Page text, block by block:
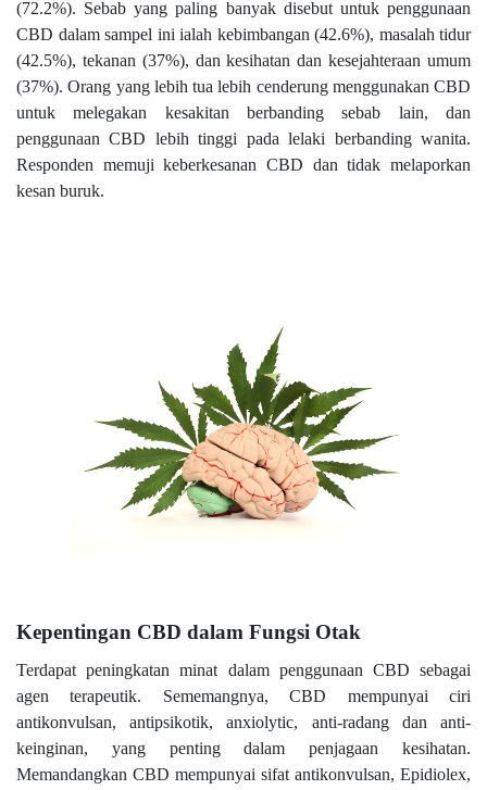
(72.2%). Sebab yang paling banyak disebut untuk penggunaan
CBD dalam sampel ini ialah kebimbangan (42.6%), masalah tidur
(42.5%), tekanan (37%), dan kesihatan dan kesejahteraan umum
(37%). Orang yang lebih tua lebih cenderung menggunakan CBD
untuk melegakan kesakitan berbanding sebab lain, dan
penggunaan CBD lebih tinggi pada lelaki berbanding wanita.
Responden memuji keberkesanan CBD dan tidak melaporkan
kesan buruk.
Kepentingan CBD dalam Fungsi Otak
Terdapat peningkatan minat dalam penggunaan CBD sebagai
agen terapeutik. Sememangnya, CBD mempunyai ciri
antikonvulsan, antipsikotik, anxiolytic, anti-radang dan anti-
keinginan, yang penting dalam penjagaan kesihatan.
Memandangkan CBD mempunyai sifat antikonvulsan, Epidiolex,